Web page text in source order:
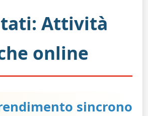
Attività
online
sincrono